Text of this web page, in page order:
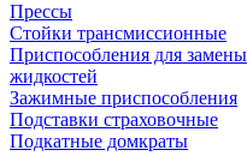
Прессы
Стойки трансмиссионные
Приспособления для
жидкостей
Зажимные приспособления
Подставки страховочные
Подкатные домкраты